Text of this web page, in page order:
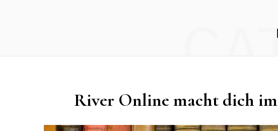
River Online macht dich